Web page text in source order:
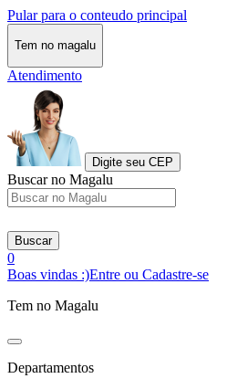
Pular para o conteudo principal
Tem no magalu
Atendimento
Digite seu CEP
Buscar no Magalu
Buscar
0
Boas vindas :)Entre ou Cadastre-se
Tem no Magalu
Departamentos